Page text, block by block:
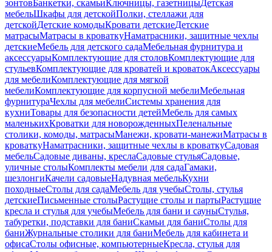
зонтовБанкетки, скамьиКлючницы, газетницыДетская
мебельШкафы для детскойПолки, стеллажи для
детскойДетские комодыКровати детскиеДетские
матрасыМатрасы в кроваткуНаматрасники, защитные чехлы
детскиеМебель для детского садаМебельная фурнитура и
аксессуарыКомплектующие для столовКомплектующие для
стульевКомплектующие для кроватей и кроватокАксессуары
для мебелиКомплектующие для мягкой
мебелиКомплектующие для корпусной мебелиМебельная
фурнитураЧехлы для мебелиСистемы хранения для
кухниТовары для безопасности детейМебель для самых
маленькихКроватки для новорожденныхПеленальные
столики, комоды, матрасыМанежи, кровати-манежиМатрасы в
кроваткуНаматрасники, защитные чехлы в кроваткуСадовая
мебельСадовые диваны, креслаСадовые стульяСадовые,
уличные столыКомплекты мебели для садаГамаки,
шезлонгиКачели садовыеНадувная мебельКухни
походныеСтолы для садаМебель для учебыСтолы, стулья
детскиеПисьменные столыРастущие столы и партыРастущие
кресла и стулья для учебыМебель для бани и сауныСтулья,
табуретки, подставки для баниСкамьи для баниСтолы для
баниЖурнальные столики для баниМебель для кабинета и
офисаСтолы офисные, компьютерныеКресла, стулья для